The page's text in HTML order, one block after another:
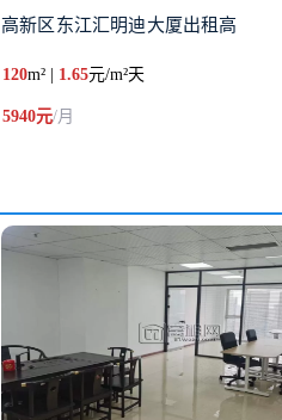
高新区东江汇明迪大厦出租高
120m² | 1.65元/m²天
5940元/月